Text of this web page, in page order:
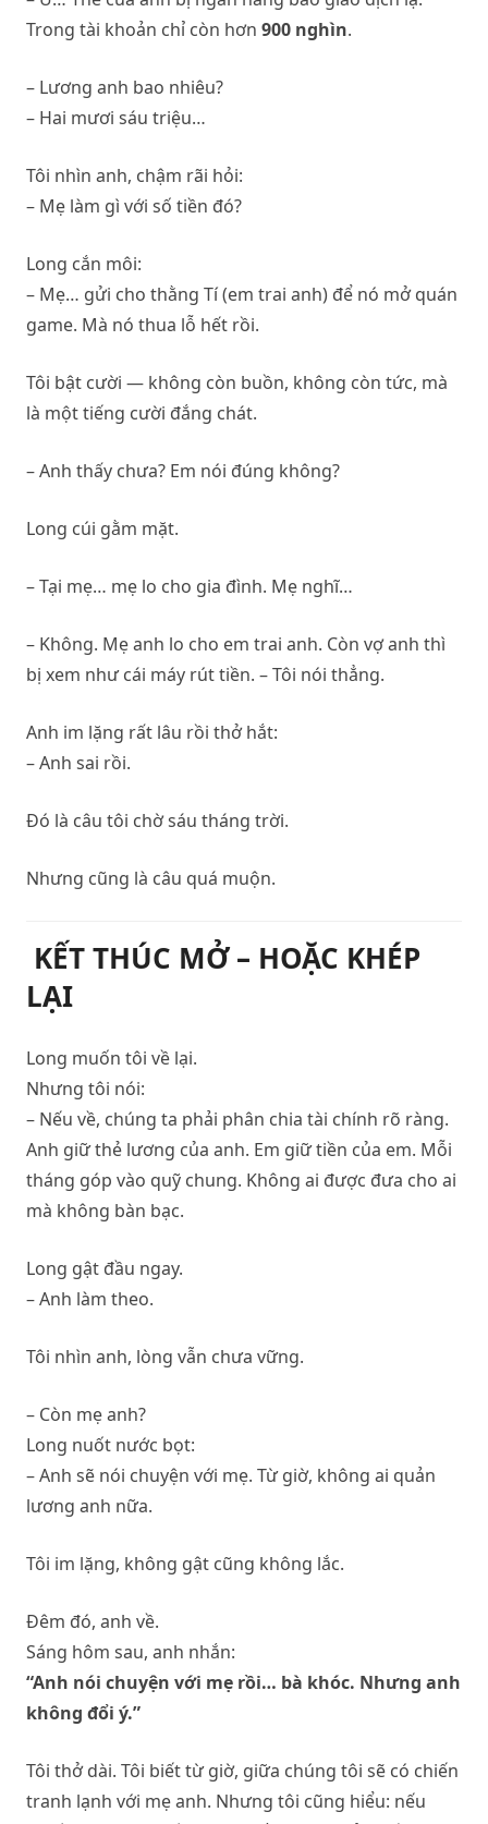
Trong tài khoản chỉ còn hơn 900 nghìn.
– Lương anh bao nhiêu?
– Hai mươi sáu triệu…
Tôi nhìn anh, chậm rãi hỏi:
– Mẹ làm gì với số tiền đó?
Long cắn môi:
– Mẹ… gửi cho thằng Tí (em trai anh) để nó mở quán
game. Mà nó thua lỗ hết rồi.
Tôi bật cười — không còn buồn, không còn tức, mà
là một tiếng cười đắng chát.
– Anh thấy chưa? Em nói đúng không?
Long cúi gằm mặt.
– Tại mẹ… mẹ lo cho gia đình. Mẹ nghĩ…
– Không. Mẹ anh lo cho em trai anh. Còn vợ anh thì
bị xem như cái máy rút tiền. – Tôi nói thẳng.
Anh im lặng rất lâu rồi thở hắt:
– Anh sai rồi.
Đó là câu tôi chờ sáu tháng trời.
Nhưng cũng là câu quá muộn.
KẾT THÚC MỞ – HOẶC KHÉP
LẠI
Long muốn tôi về lại.
Nhưng tôi nói:
– Nếu về, chúng ta phải phân chia tài chính rõ ràng.
Anh giữ thẻ lương của anh. Em giữ tiền của em. Mỗi
tháng góp vào quỹ chung. Không ai được đưa cho ai
mà không bàn bạc.
Long gật đầu ngay.
– Anh làm theo.
Tôi nhìn anh, lòng vẫn chưa vững.
– Còn mẹ anh?
Long nuốt nước bọt:
– Anh sẽ nói chuyện với mẹ. Từ giờ, không ai quản
lương anh nữa.
Tôi im lặng, không gật cũng không lắc.
Đêm đó, anh về.
Sáng hôm sau, anh nhắn:
“Anh nói chuyện với mẹ rồi… bà khóc. Nhưng anh
không đổi ý.”
Tôi thở dài. Tôi biết từ giờ, giữa chúng tôi sẽ có chiến
tranh lạnh với mẹ anh. Nhưng tôi cũng hiểu: nếu